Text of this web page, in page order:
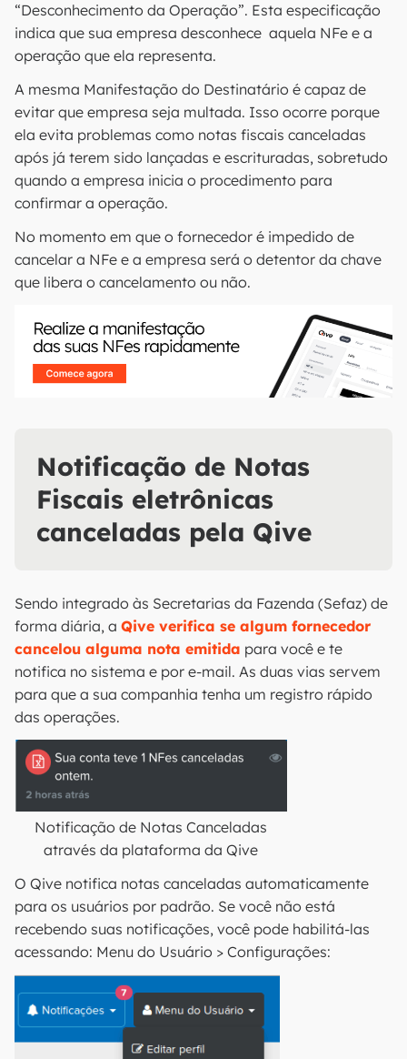
“Desconhecimento da Operação”. Esta especificação
indica que sua empresa desconhece aquela NFe e a
operação que ela representa.
A mesma Manifestação do Destinatário é capaz de
evitar que empresa seja multada. Isso ocorre porque
ela evita problemas como notas fiscais canceladas
após já terem sido lançadas e escrituradas, sobretudo
quando a empresa inicia o procedimento para
confirmar a operação.
No momento em que o fornecedor é impedido de
cancelar a NFe e a empresa será o detentor da chave
que libera o cancelamento ou não.
Notificação de Notas
Fiscais eletrônicas
canceladas pela Qive
Sendo integrado às Secretarias da Fazenda (Sefaz) de
forma diária, a Qive verifica se algum fornecedor
cancelou alguma nota emitida para você e te
notifica no sistema e por e-mail. As duas vias servem
para que a sua companhia tenha um registro rápido
das operações.
Notificação de Notas Canceladas
através da plataforma da Qive
O Qive notifica notas canceladas automaticamente
para os usuários por padrão. Se você não está
recebendo suas notificações, você pode habilitá-las
acessando: Menu do Usuário > Configurações: